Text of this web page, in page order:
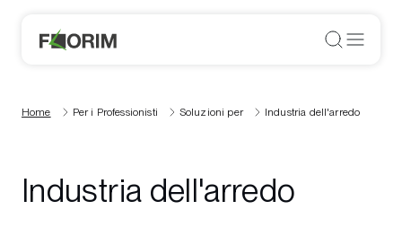
Home Per i Professionisti Soluzioni per Industria dell'arredo
Industria dell'arredo